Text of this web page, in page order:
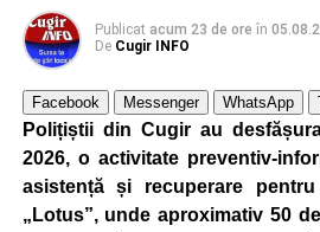
Publicat acum 23 de ore în
De Cugir INFO
Facebook Messenger WhatsApp
Polițiștii din Cugir au
2026, o activitate preventiv-
asistență și recuperare
„Lotus”, unde aproximativ 50